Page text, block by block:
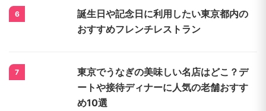
6
誕生日や記念日に利用したい東京都内の
おすすめフレンチレストラン
7
東京でうなぎの美味しい名店はどこ？デ
ートや接待ディナーに人気の老舗おすす
め10選